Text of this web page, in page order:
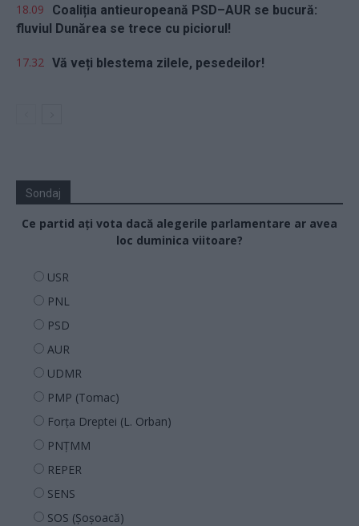
18.09
Coaliția antieuropeană PSD–AUR se bucură:
fluviul Dunărea se trece cu piciorul!
17.32 Vă veți blestema zilele, pesedeilor!
Sondaj
Ce partid ați vota dacă alegerile parlamentare ar avea
loc duminica viitoare?
USR
PNL
PSD
AUR
UDMR
PMP (Tomac)
Forța Dreptei (L. Orban)
PNȚMM
REPER
SENS
SOS (Șoșoacă)